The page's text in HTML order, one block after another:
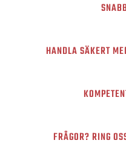
HANDLA SÄKERT
FRÅGOR? RING